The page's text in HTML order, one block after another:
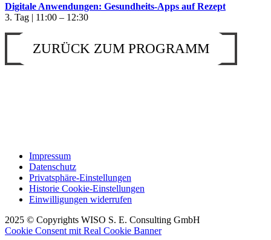
Digitale Anwendungen: Gesundheits-Apps auf Rezept
3. Tag | 11:00 – 12:30
ZURÜCK ZUM PROGRAMM
Impressum
Datenschutz
Privatsphäre-Einstellungen
Historie Cookie-Einstellungen
Einwilligungen widerrufen
2025 © Copyrights WISO S. E. Consulting GmbH
Cookie Consent mit Real Cookie Banner